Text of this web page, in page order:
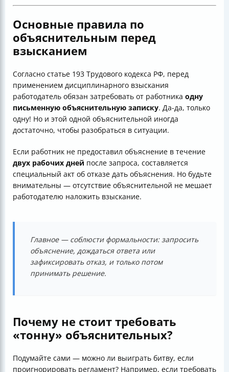
Основные правила по
объяснительным перед
взысканием
Согласно статье 193 Трудового кодекса РФ, перед
применением дисциплинарного взыскания
работодатель обязан затребовать от работника одну
письменную объяснительную записку. Да-да, только
одну! Но и этой одной объяснительной иногда
достаточно, чтобы разобраться в ситуации.
Если работник не предоставил объяснение в течение
двух рабочих дней после запроса, составляется
специальный акт об отказе дать объяснения. Но будьте
внимательны — отсутствие объяснительной не мешает
работодателю наложить взыскание.
Главное — соблюсти формальности: запросить
объяснение, дождаться ответа или
зафиксировать отказ, и только потом
принимать решение.
Почему не стоит требовать
«тонну» объяснительных?
Подумайте сами — можно ли выиграть битву, если
проигнорировать регламент? Например, если требовать